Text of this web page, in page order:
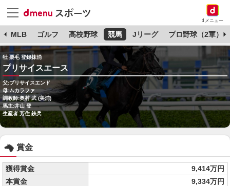
dメニュー
MLB ゴルフ 高校野球 競馬 Jリーグ プロ野球（2軍）
牡 栗毛 登録抹消
プリサイスエース
父:プリサイスエンド
母:ムカラファ
調教師:奥村 武 (美浦)
馬主:井山 登
生産者:芳住 鉄兵
賞金
獲得賞金
9,414万円
本賞金
9,334万円